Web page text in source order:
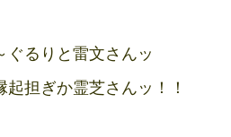
ぐるりと雷文さんッ
担ぎか霊芝さんッ！！